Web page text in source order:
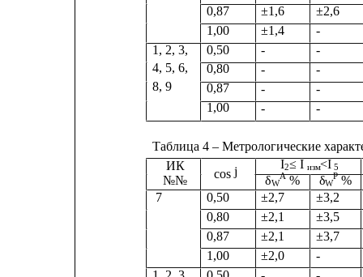
0,87
1,00
1, 2, 3,
0,50
4, 5, 6,
0,80
8, 9
0,87
1,00
±1,6
±2,6
±1,4
-
-
-
-
-
-
-
-
-
Таблица 4 – Метрологические
cos j
0,50
I2≤ I изм<I 5
δW
A % δW
P %
±2,7
±3,2
ИК
№№
7
0,80
0,87
1,00
±2,1
±3,5
±2,1
±3,7
±2,0
-